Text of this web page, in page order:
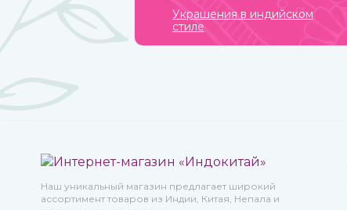
Украшения в индийском
стиле
Наш уникальный магазин предлагает широкий
ассортимент товаров из Индии, Китая, Непала и